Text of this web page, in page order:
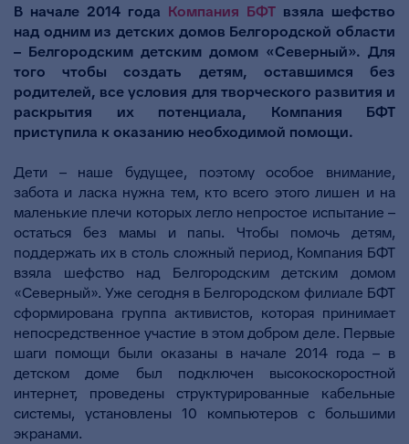
В начале 2014 года Компания БФТ взяла шефство
над одним из детских домов Белгородской области
– Белгородским детским домом «Северный». Для
того чтобы создать детям, оставшимся без
родителей, все условия для творческого развития и
раскрытия их потенциала, Компания БФТ
приступила к оказанию необходимой помощи.
Дети – наше будущее, поэтому особое внимание,
забота и ласка нужна тем, кто всего этого лишен и на
маленькие плечи которых легло непростое испытание –
остаться без мамы и папы. Чтобы помочь детям,
поддержать их в столь сложный период, Компания БФТ
взяла шефство над Белгородским детским домом
«Северный». Уже сегодня в Белгородском филиале БФТ
сформирована группа активистов, которая принимает
непосредственное участие в этом добром деле. Первые
шаги помощи были оказаны в начале 2014 года – в
детском доме был подключен высокоскоростной
интернет, проведены структурированные кабельные
системы, установлены 10 компьютеров с большими
экранами.